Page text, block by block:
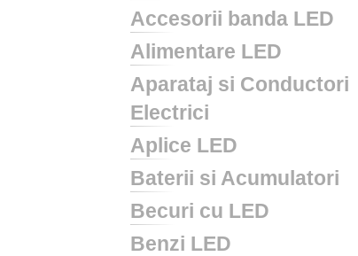
Accesorii banda LED
Alimentare LED
Aparataj si Conductori
Electrici
Aplice LED
Baterii si Acumulatori
Becuri cu LED
Benzi LED